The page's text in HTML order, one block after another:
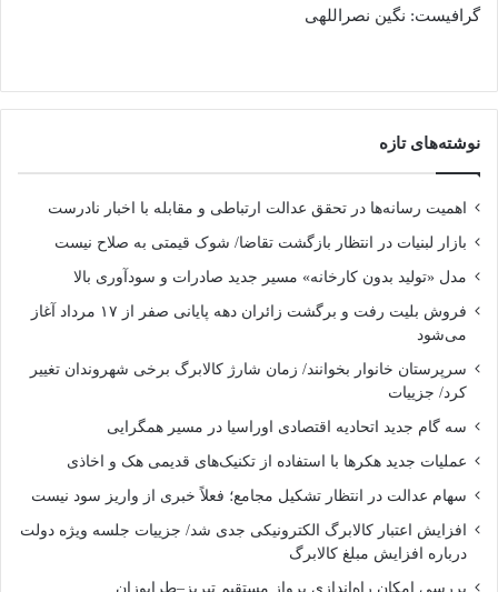
گرافیست: نگین نصراللهی
نوشته‌های تازه
اهمیت رسانه‌ها در تحقق عدالت ارتباطی و مقابله با اخبار نادرست
بازار لبنیات در انتظار بازگشت تقاضا/ شوک قیمتی به صلاح نیست
مدل «تولید بدون کارخانه» مسیر جدید صادرات و سودآوری بالا
فروش بلیت رفت و برگشت زائران دهه پایانی صفر از ۱۷ مرداد آغاز
می‌شود
سرپرستان خانوار بخوانند/ زمان شارژ کالابرگ برخی شهروندان تغییر
کرد/ جزییات
سه گام جدید اتحادیه اقتصادی اوراسیا در مسیر همگرایی
عملیات جدید هکرها با استفاده از تکنیک‌های قدیمی هک و اخاذی
سهام عدالت در انتظار تشکیل مجامع؛ فعلاً خبری از واریز سود نیست
افزایش اعتبار کالابرگ الکترونیکی جدی شد/ جزییات جلسه ویژه دولت
درباره افزایش مبلغ کالابرگ
بررسی امکان راه‌اندازی پرواز مستقیم تبریز–طرابوزان